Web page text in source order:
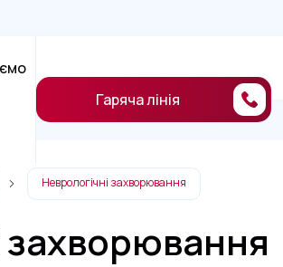
Гаряча лінія
Неврологічні захворювання
захворювання